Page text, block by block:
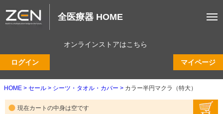
全医療器 HOME
オンラインストアはこちら
ログイン マイページ
HOME セール シーツ・タオル・カバー カラー半円マクラ（特大）
現在カートの中身は空です